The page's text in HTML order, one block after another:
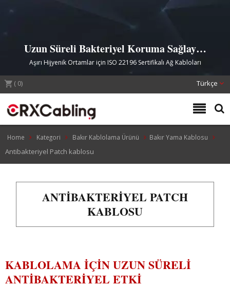
Uzun Süreli Bakteriyel Koruma Sağlayan
Antibakteriyel Patch Kablo
Aşırı Hijyenik Ortamlar için ISO 22196 Sertifikalı Ağ Kabloları
( 0) Türkçe
Home Kategori Bakır Kablolama Ürünü Bakır Yama Kablosu
Antibakteriyel Patch kablosu
ANTIBAKTERIYEL PATCH
KABLOSU
KABLOLAMA IÇIN UZUN SÜRELI
ANTIBAKTERIYEL ETKI